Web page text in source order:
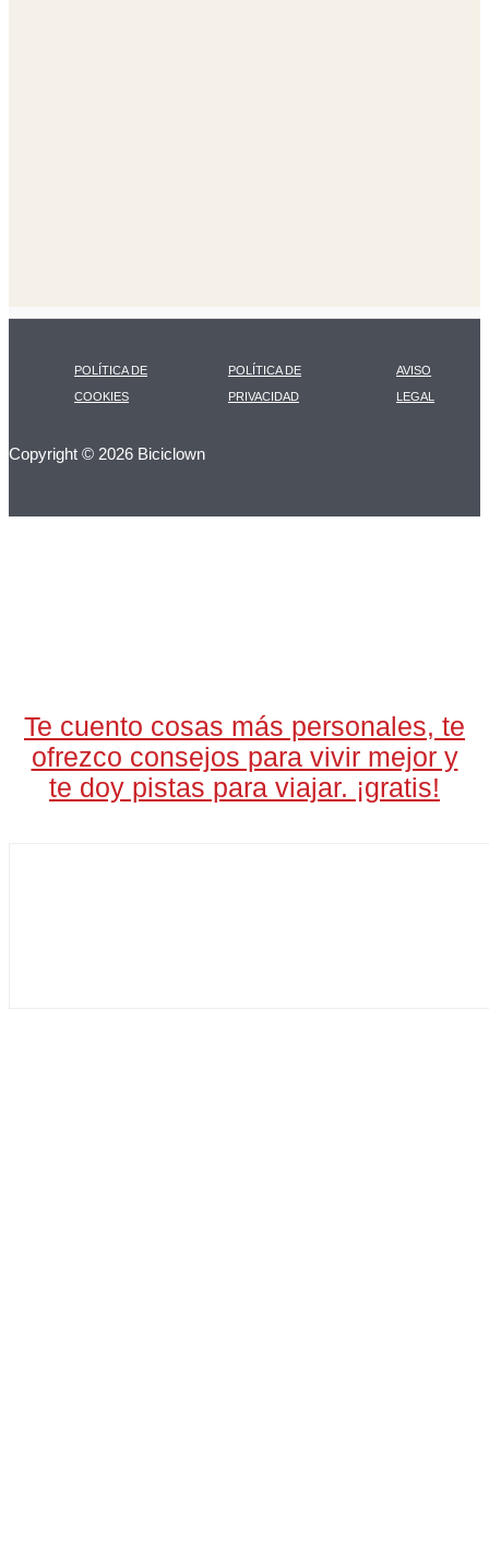
POLÍTICA DE
COOKIES
POLÍTICA DE
PRIVACIDAD
AVISO
LEGAL
Copyright © 2026 Biciclown
Te cuento cosas más personales, te
ofrezco consejos para vivir mejor y
te doy pistas para viajar. ¡gratis!